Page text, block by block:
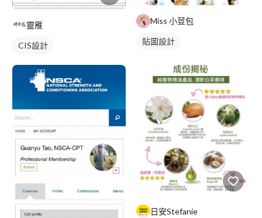
靈雁
CIS設計
Miss 小荳包
貼圖設計
日安Stefanie